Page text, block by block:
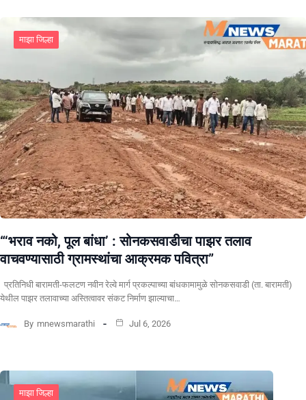
माझा जिल्हा
“‘भराव नको, पूल बांधा’ : सोनकसवाडीचा पाझर तलाव
वाचवण्यासाठी ग्रामस्थांचा आक्रमक पवित्रा”
प्रतिनिधी बारामती-फलटण नवीन रेल्वे मार्ग प्रकल्पाच्या बांधकामामुळे सोनकसवाडी (ता. बारामती)
येथील पाझर तलावाच्या अस्तित्वावर संकट निर्माण झाल्याचा…
By mnewsmarathi Jul 6, 2026
माझा जिल्हा